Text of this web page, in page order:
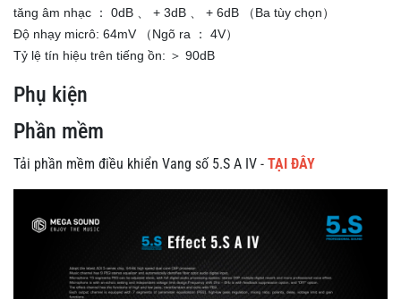
tăng âm nhạc ： 0dB 、 + 3dB 、 + 6dB （Ba tùy chọn）
Độ nhạy micrô: 64mV （Ngõ ra ： 4V）
Tỷ lệ tín hiệu trên tiếng ồn: ＞ 90dB
Phụ kiện
Phần mềm
Tải phần mềm điều khiển Vang số 5.S A IV - TẠI ĐÂY